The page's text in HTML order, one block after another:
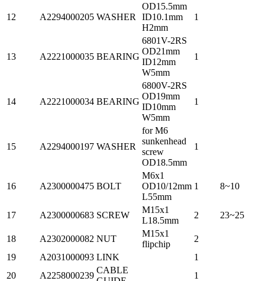
12 A2294000205 WASHER
OD15.5mm
ID10.1mm
H2mm
1
13 A2221000035 BEARING
6801V-2RS
OD21mm
ID12mm
W5mm
1
14 A2221000034 BEARING
6800V-2RS
OD19mm
ID10mm
W5mm
1
15 A2294000197 WASHER
for M6
sunkenhead
screw
OD18.5mm
1
16 A2300000475 BOLT
M6x1
OD10/12mm
L55mm
1 8~10
17 A2300000683 SCREW
M15x1
L18.5mm
2 23~25
18 A2302000082 NUT
M15x1
flipchip
2
19
A2031000093 LINK
1
20
A2258000239
CABLE
1